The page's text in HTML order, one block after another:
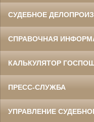
СУДЕБНОЕ
СПРАВОЧНАЯ
КАЛЬКУЛЯТОР
ПРЕСС-СЛУЖБА
УПРАВЛЕНИЕ